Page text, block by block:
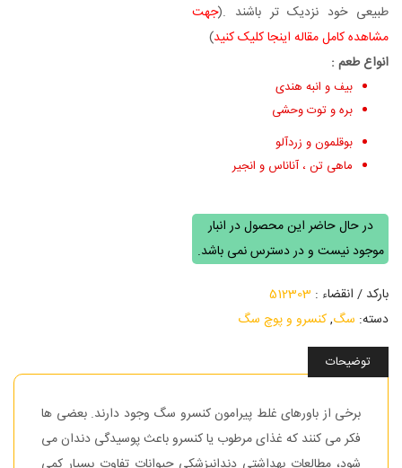
طبیعی خود نزدیک تر باشند .(جهت
مشاهده کامل مقاله اینجا کلیک کنید)
انواع طعم :
بیف و انبه هندی
بره و توت وحشی
بوقلمون و زردآلو
ماهی تن ، آناناس و انجیر
در حال حاضر این محصول در انبار
موجود نیست و در دسترس نمی باشد.
بارکد / انقضاء : 512303
دسته: سگ,کنسرو و پوچ سگ
توضیحات
برخی از باورهای غلط پیرامون کنسرو سگ وجود دارند. بعضی ها
فکر می کنند که غذای مرطوب یا کنسرو باعث پوسیدگی دندان می